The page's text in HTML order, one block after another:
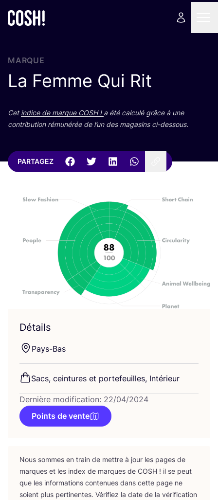
MARQUE
La Femme Qui Rit
Cetindice de marque COSH! a été cal­cu­lé grâce à une
contri­bu­tion rému­né­rée de l’un des maga­sins ci-dessous.
PARTAGEZ
Détails
Pays-Bas
Sacs, cein­tures et por­te­feuilles, Intérieur
Dernière modification: 22/04/2024
Points de vente
Nous sommes en train de mettre à jour les pages de
marques et les index de marques de COSH ! il se peut
que les infor­ma­tions conte­nues dans cette page ne
soient plus per­ti­nentes. Véri­fiez la date de la véri­fi­ca­tion